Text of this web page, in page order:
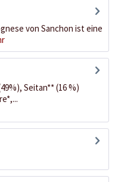
von Sanchon ist eine
Seitan** (16 %)